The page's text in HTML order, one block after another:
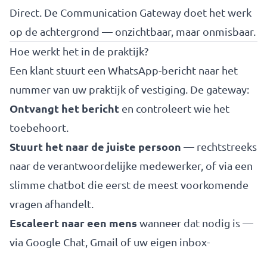
Direct. De Communication Gateway doet het werk
op de achtergrond — onzichtbaar, maar onmisbaar.
Hoe werkt het in de praktijk?
Een klant stuurt een WhatsApp-bericht naar het
nummer van uw praktijk of vestiging. De gateway:
Ontvangt het bericht en controleert wie het
toebehoort.
Stuurt het naar de juiste persoon — rechtstreeks
naar de verantwoordelijke medewerker, of via een
slimme chatbot die eerst de meest voorkomende
vragen afhandelt.
Escaleert naar een mens wanneer dat nodig is —
via Google Chat, Gmail of uw eigen inbox-